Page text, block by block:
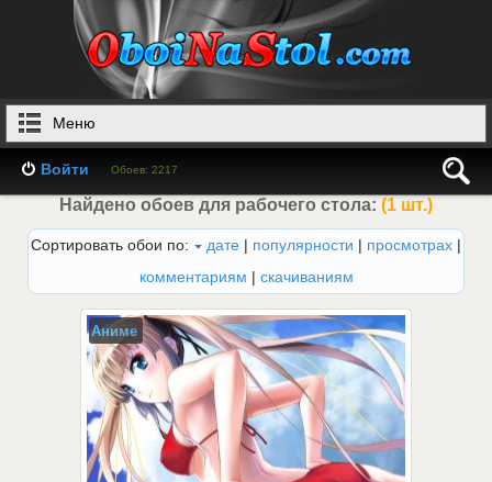
Меню
Войти Обоев: 2217
Найдено обоев для рабочего стола: (1 шт.)
Сортировать обои по: дате | популярности | просмотрах |
комментариям | скачиваниям
Аниме